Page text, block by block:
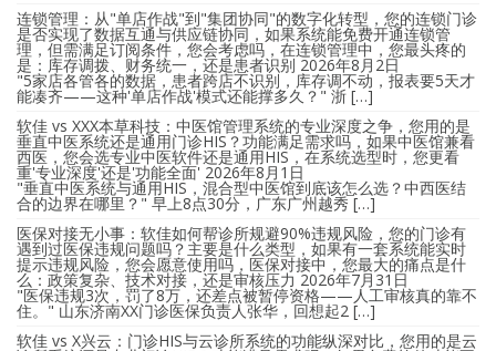
连锁管理：从"单店作战"到"集团协同"的数字化转型，您的连锁门诊
是否实现了数据互通与供应链协同，如果系统能免费开通连锁管
理，但需满足订阅条件，您会考虑吗，在连锁管理中，您最头疼的
是：库存调拨、财务统一，还是患者识别 2026年8月2日
"5家店各管各的数据，患者跨店不识别，库存调不动，报表要5天才
能凑齐——这种'单店作战'模式还能撑多久？" 浙 […]
软佳 vs XXX本草科技：中医馆管理系统的专业深度之争，您用的是
垂直中医系统还是通用门诊HIS？功能满足需求吗，如果中医馆兼看
西医，您会选专业中医软件还是通用HIS，在系统选型时，您更看
重'专业深度'还是'功能全面' 2026年8月1日
"垂直中医系统与通用HIS，混合型中医馆到底该怎么选？中西医结
合的边界在哪里？" 早上8点30分，广东广州越秀 […]
医保对接无小事：软佳如何帮诊所规避90%违规风险，您的门诊有
遇到过医保违规问题吗？主要是什么类型，如果有一套系统能实时
提示违规风险，您会愿意使用吗，医保对接中，您最大的痛点是什
么：政策复杂、技术对接，还是审核压力 2026年7月31日
"医保违规3次，罚了8万，还差点被暂停资格——人工审核真的靠不
住。" 山东济南XX门诊医保负责人张华，回想起2 […]
软佳 vs X兴云：门诊HIS与云诊所系统的功能纵深对比，您用的是云